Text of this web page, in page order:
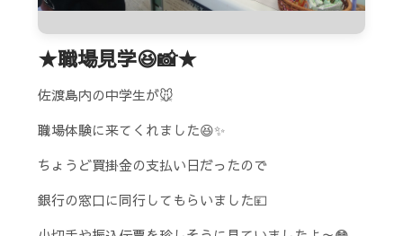
★職場見学😆📸★
佐渡島内の中学生が🐭
職場体験に来てくれました😆✨
ちょうど買掛金の支払い日だったので
銀行の窓口に同行してもらいました💴